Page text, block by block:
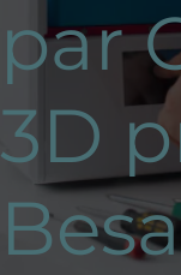
par
3D